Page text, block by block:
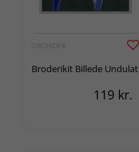
ORCHIDEA
Broderikit Billede Undulat
119 kr.